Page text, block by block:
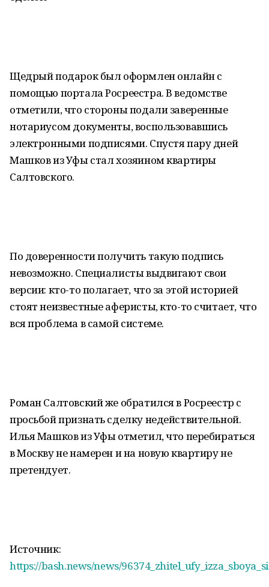
Щедрый подарок был оформлен онлайн с
помощью портала Росреестра. В ведомстве
отметили, что стороны подали заверенные
нотариусом документы, воспользовавшись
электронными подписями. Спустя пару дней
Машков из Уфы стал хозяином квартиры
Салтовского.
По доверенности получить такую подпись
невозможно. Специалисты выдвигают свои
версии: кто-то полагает, что за этой историей
стоят неизвестные аферисты, кто-то считает, что
вся проблема в самой системе.
Роман Салтовский же обратился в Росреестр с
просьбой признать сделку недействительной.
Илья Машков из Уфы отметил, что перебираться
в Москву не намерен и на новую квартиру не
претендует.
Источник:
https://bash.news/news/